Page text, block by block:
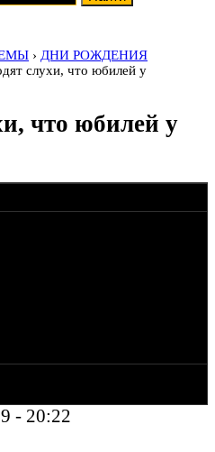
› ДНИ РОЖДЕНИЯ
слухи, что юбилей у
что юбилей у
- 20:22